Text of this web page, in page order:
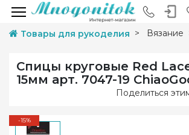
Товары для рукоделия Вязание
Спицы круговые Red
15мм арт. 7047-19
Поделиться
-15%